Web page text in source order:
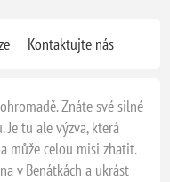
Kontaktujte nás
Znáte své silné
tu ale výzva, která
může celou misi zhatit.
v Benátkách a ukrást